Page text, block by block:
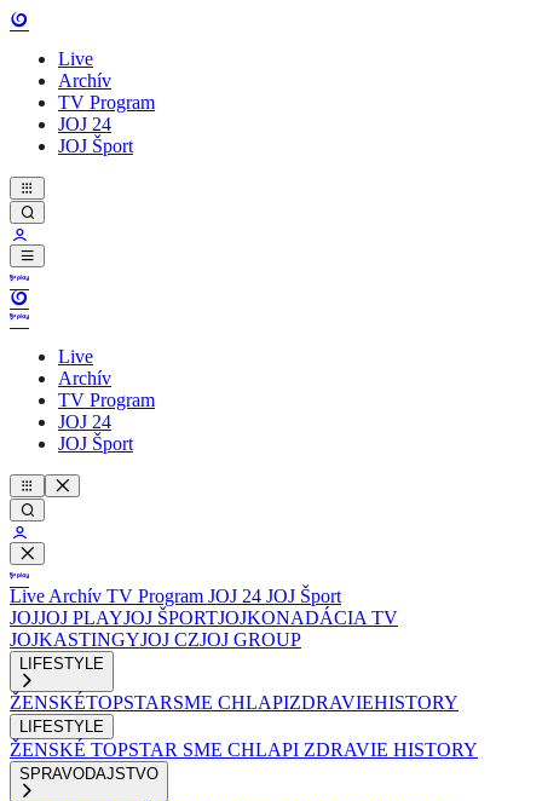
Live
Archív
TV Program
JOJ 24
JOJ Šport
Live
Archív
TV Program
JOJ 24
JOJ Šport
Live Archív TV Program JOJ 24 JOJ Šport
JOJJOJ PLAYJOJ ŠPORTJOJKONADÁCIA TV
JOJKASTINGYJOJ CZJOJ GROUP
LIFESTYLE
ŽENSKÉTOPSTARSME CHLAPIZDRAVIEHISTORY
LIFESTYLE
ŽENSKÉ TOPSTAR SME CHLAPI ZDRAVIE HISTORY
SPRAVODAJSTVO